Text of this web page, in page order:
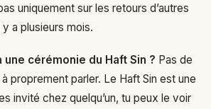
uniquement sur les retours d’autres
a plusieurs mois.
cérémonie du Haft Sin ? Pas de
proprement parler. Le Haft Sin est une
invité chez quelqu’un, tu peux le voir